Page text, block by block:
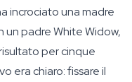
incrociato una madre
un padre White Widow,
per cinque
era chiaro: fissare il